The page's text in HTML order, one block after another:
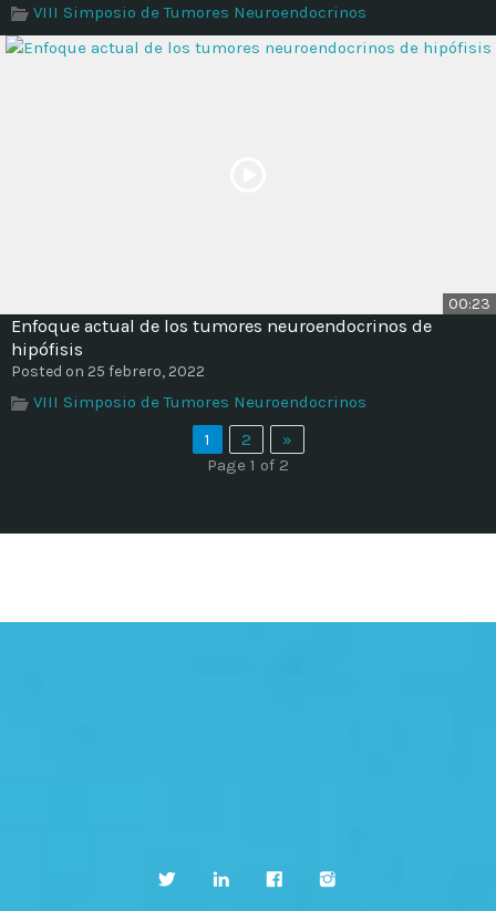
VIII Simposio de Tumores Neuroendocrinos
00:23
Enfoque actual de los tumores neuroendocrinos de
hipófisis
Posted on 25 febrero, 2022
VIII Simposio de Tumores Neuroendocrinos
1
2
»
Page 1 of 2